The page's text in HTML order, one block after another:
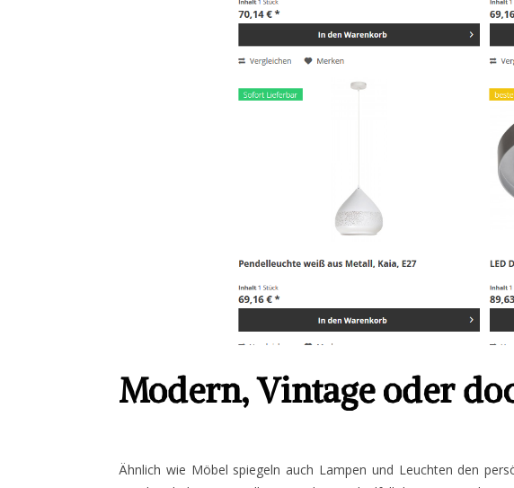
Modern, Vintage oder
Ähnlich wie Möbel spiegeln auch Lampen und Leuchten den